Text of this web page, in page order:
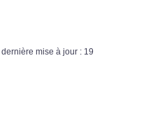
|dernière mise à jour : 19